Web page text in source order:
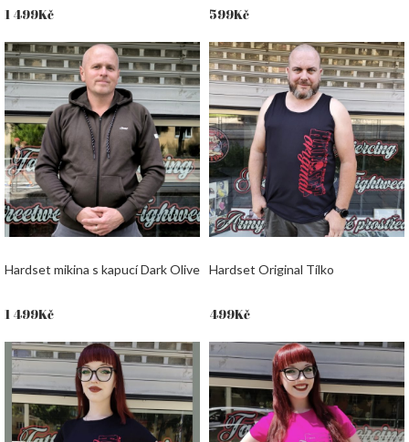
1 499Kč 599Kč
Hardset mikina s kapucí Dark Olive
1 499Kč
Hardset Original Tílko
499Kč